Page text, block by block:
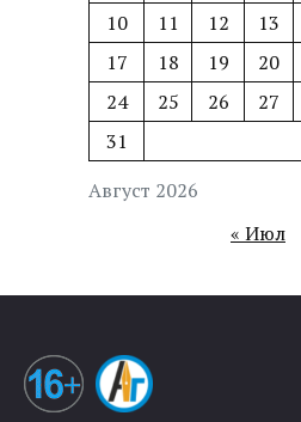
Август 2026
10
11 12 13
17
18 19 20
24
25 26 27
31
« Июл